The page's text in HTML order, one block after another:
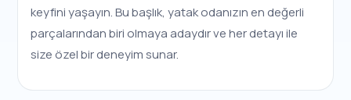
keyfini yaşayın. Bu başlık, yatak odanızın en değerli
parçalarından biri olmaya adaydır ve her detayı ile
size özel bir deneyim sunar.